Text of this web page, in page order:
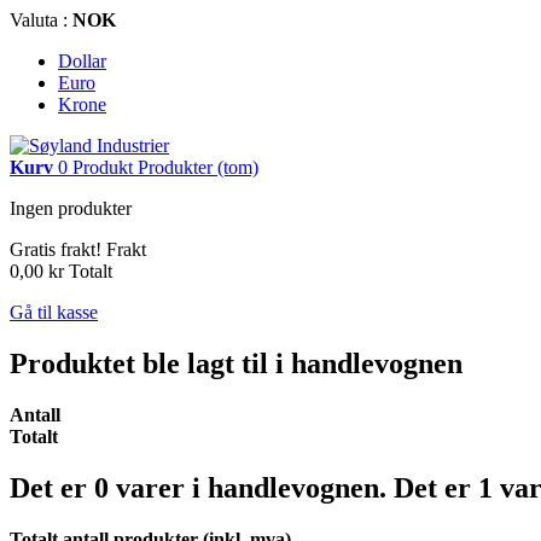
Valuta : NOK
Dollar
Euro
Krone
Kurv 0 Produkt Produkter (tom)
Ingen produkter
Gratis frakt! Frakt
0,00 kr Totalt
Gå til kasse
Produktet ble lagt til i handlevognen
Antall
Totalt
Det er 0 varer i handlevognen. Det er 1